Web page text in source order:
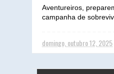
Aventureiros,
campanha de
domingo, outubro 12, 2025